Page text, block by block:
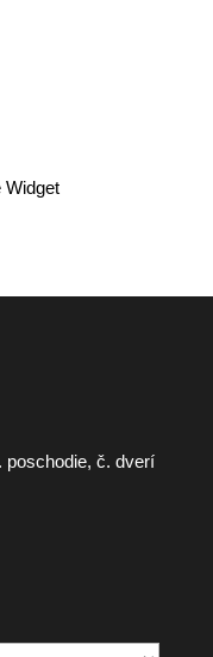
poschodie, č. dverí